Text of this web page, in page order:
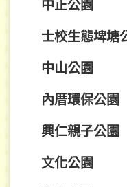
中正公園
士校生態埤塘
中山公園
內厝環保公園
興仁親子公園
文化公園